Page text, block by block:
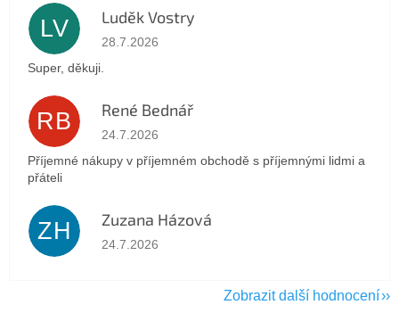
LV Luděk Vostry
Hodnocení obchodu je 5 z 5 hvězdiček.
28.7.2026
Super, děkuji.
RB René Bednář
Hodnocení obchodu je 5 z 5 hvězdiček.
24.7.2026
Příjemné nákupy v příjemném obchodě s příjemnými lidmi a
přáteli
ZH Zuzana Házová
Hodnocení obchodu je 5 z 5 hvězdiček.
24.7.2026
Zobrazit další hodnocení